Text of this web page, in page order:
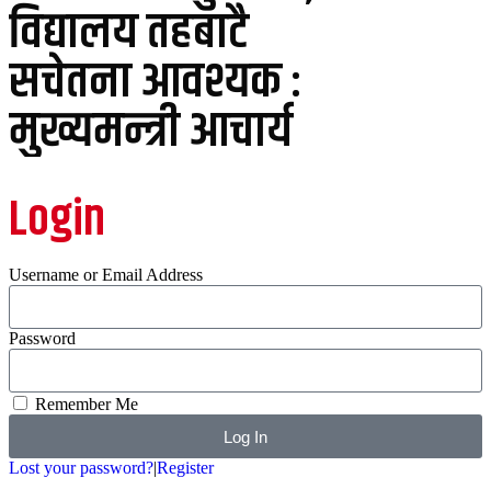
विद्यालय तहबाटै
सचेतना आवश्यक :
मुख्यमन्त्री आचार्य
Login
Username or Email Address
Password
Remember Me
Log In
Lost your password?|Register